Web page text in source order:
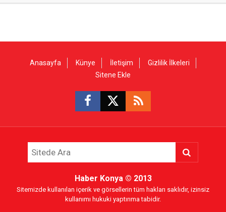
Anasayfa Künye İletişim
Gizlilik İlkeleri
Sitene Ekle
Haber Konya© 2013
Sitemizde kullanılan içerik ve görsellerin tüm hakları saklıdır, izinsiz
kullanımı hukuki yaptırıma tabidir.